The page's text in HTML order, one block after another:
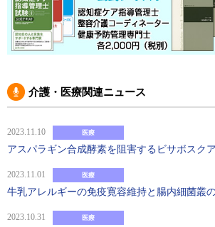
介護・医療関連ニュース
2023.11.10 医療
アスパラギン合成酵素を阻害するビサボスク
2023.11.01 医療
牛乳アレルギーの免疫寛容維持と腸内細菌叢
2023.10.31 医療